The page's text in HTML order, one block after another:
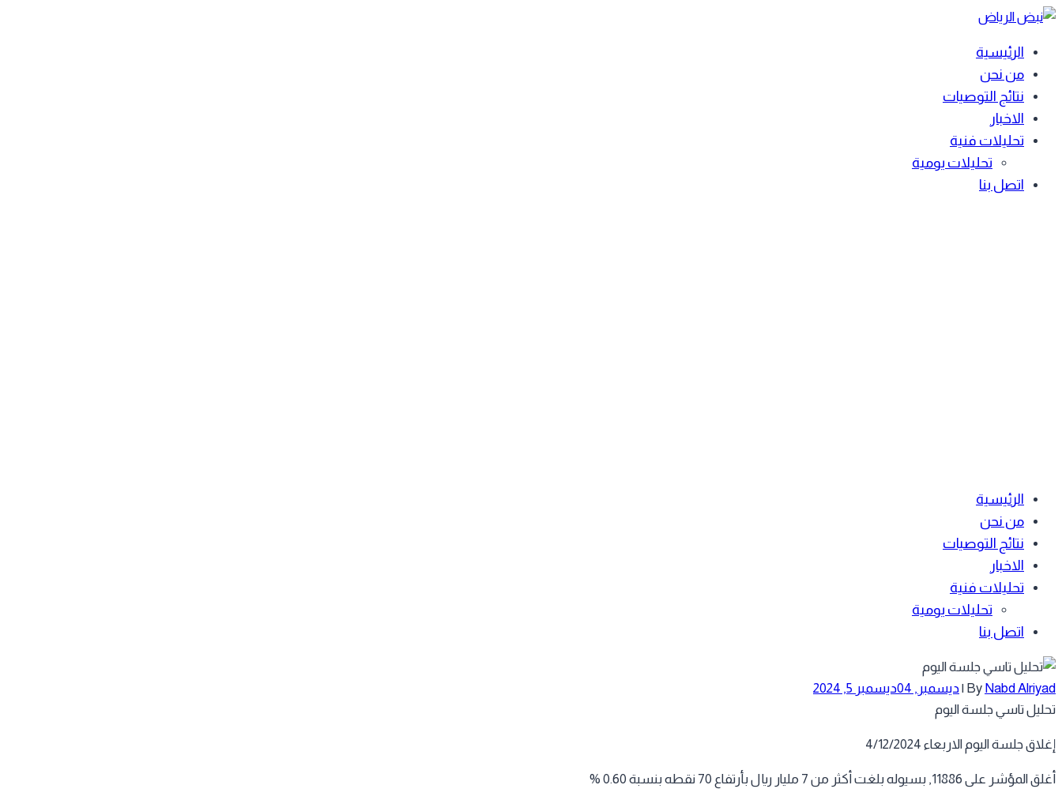
Skip
contentالرئيسية
من نحن
نتائج التوصيات
الاخبار
تحليلات فنية
تحليلات يومية
اتصل بنا
الرئيسية
من نحن
نتائج التوصيات
الاخبار
تحليلات فنية
تحليلات يومية
اتصل بنا
By Nabd Alriyad
|ديسمبر, 04
ديسمبر 5, 2024
تحليل تاسي جلسة اليوم
إغلاق جلسة اليوم الاربعاء 4/12/2024
أغلق المؤشر على 11886, بسيوله بلغت أكثر من 7 مليار ريال بأرتفاع 70 نقطه بنسبة 0.60 %